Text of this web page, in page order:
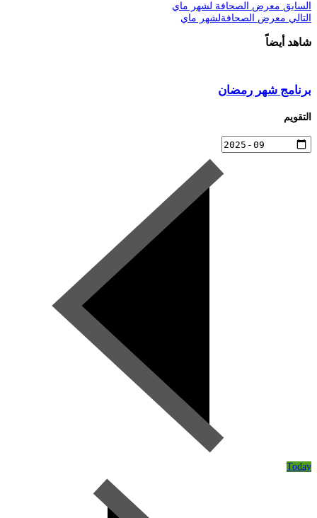
السابق معرض الصحافة لشهر ماي
التالي معرض الصحافةلشهر ماي
شاهد أيضاً
برنامج شهر رمضان
التقويم
Today